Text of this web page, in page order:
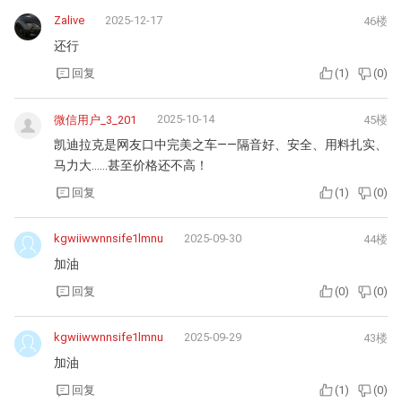
Zalive 2025-12-17 46楼
还行
回复 (1 ) (0)
微信用户_3_201 2025-10-14 45楼
凯迪拉克是网友口中完美之车——隔音好、安全、用料扎实、
马力大……甚至价格还不高！
回复 (1 ) (0)
kgwiiwwnnsife1lmnu 2025-09-30 44楼
加油
回复 (0) (0)
kgwiiwwnnsife1lmnu 2025-09-29 43楼
加油
回复 (1 ) (0)